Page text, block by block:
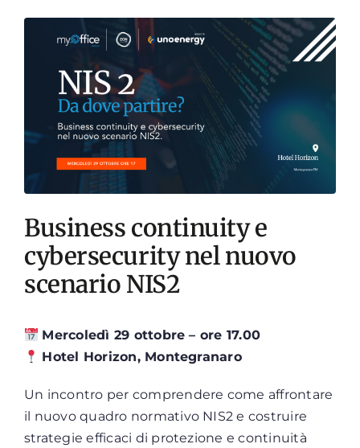
Business continuity e
cybersecurity nel nuovo
scenario NIS2
Mercoledì 29 ottobre – ore 17.00
Hotel Horizon, Montegranaro
Un incontro per comprendere come affrontare
il nuovo quadro normativo NIS2 e costruire
strategie efficaci di protezione e continuità